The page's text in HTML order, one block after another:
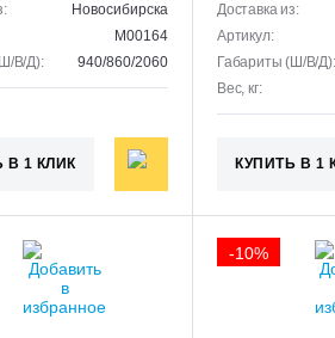
Новосибирска
M00164
В/Д):
940/860/2060
В 1 КЛИК
Доставка из:
Артикул:
Габариты (Ш/В/Д):
Вес, кг:
КУПИТЬ В 1
-10%